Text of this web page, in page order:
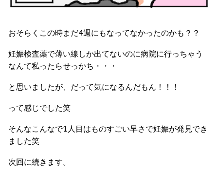
おそらくこの時まだ4週にもなってなかったのかも？？
妊娠検査薬で薄い線しか出てないのに病院に行っちゃう
なんて私ったらせっかち・・・
と思いましたが、だって気になるんだもん！！！
って感じでした笑
そんなこんなで1人目はものすごい早さで妊娠が発見でき
ました笑
次回に続きます。